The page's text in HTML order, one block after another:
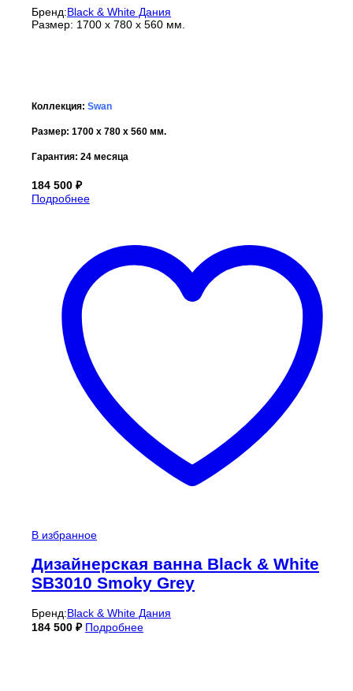
Бренд:Black & White Дания
Размер: 1700 х 780 х 560 мм.
Коллекция: Swan
Размер: 1700 х 780 х 560 мм.
Гарантия: 24 месяца
184 500 ₽
Подробнее
В избранное
Дизайнерская ванна Black & White
SB3010 Smoky Grey
Бренд:Black & White Дания
184 500 ₽ Подробнее